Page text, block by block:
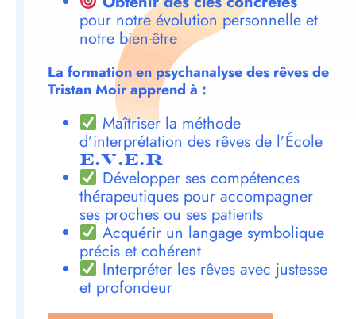
pour notre évolution personnelle et
notre bien-être
La formation en psychanalyse des rêves de
Tristan Moir apprend à :
Maîtriser la méthode
d’interprétation des rêves de l’École
E.V.E.R
Développer ses compétences
thérapeutiques pour accompagner
ses proches ou ses patients
Acquérir un langage symbolique
précis et cohérent
Interpréter les rêves avec justesse
et profondeur